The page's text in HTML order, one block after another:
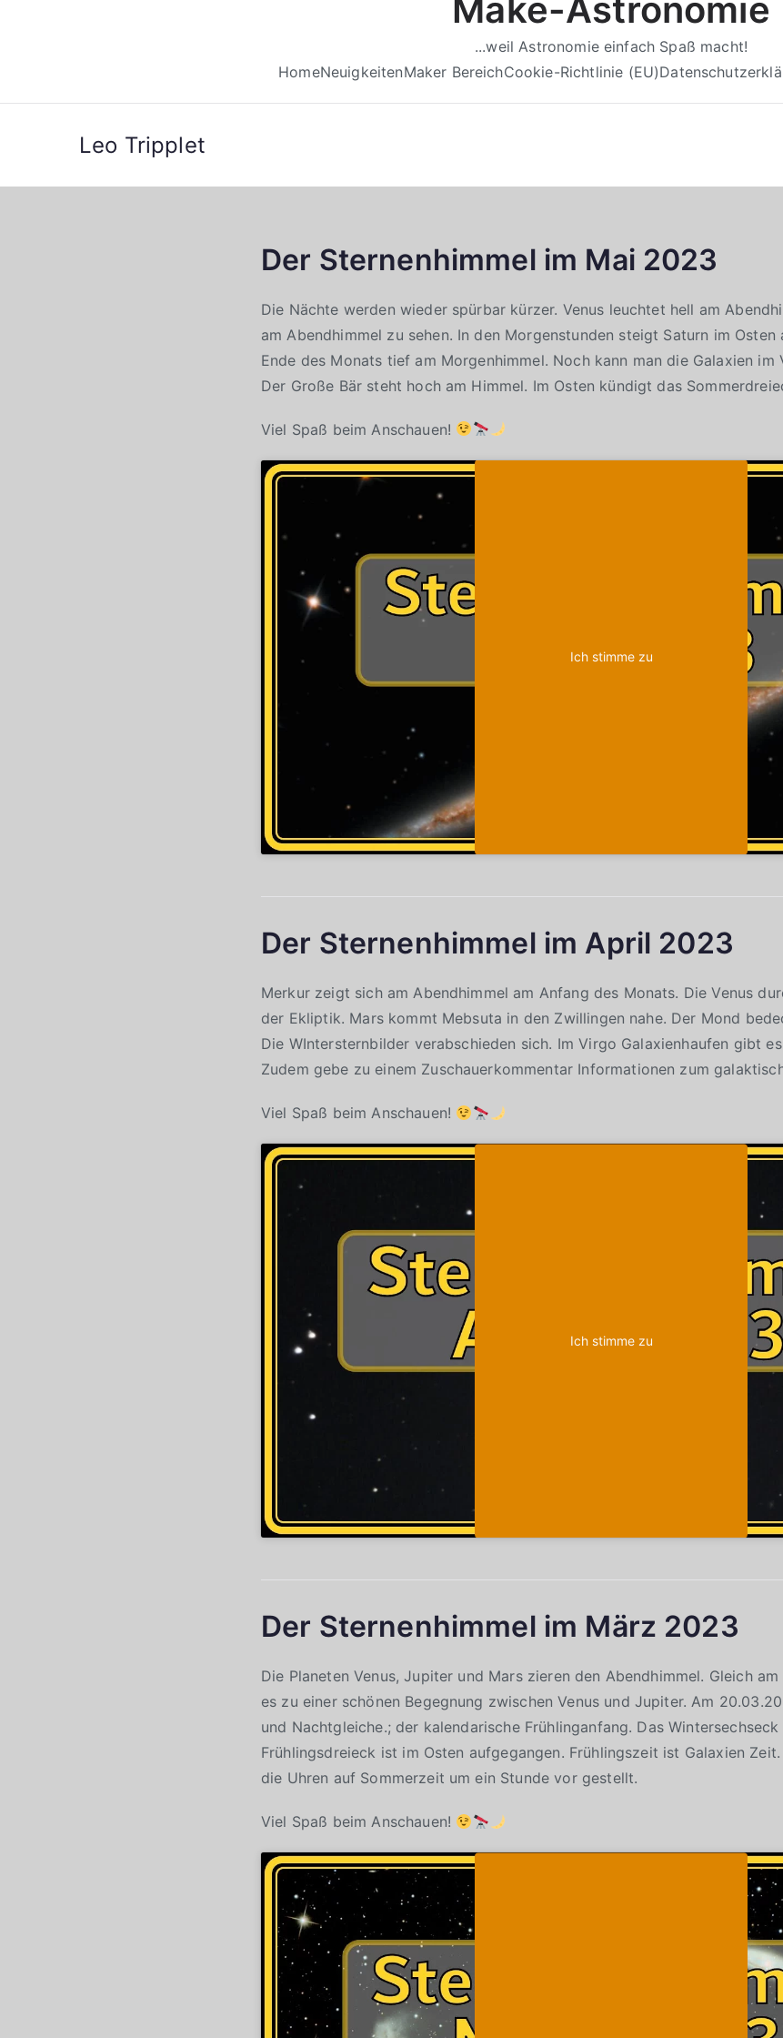
Make-Astronomie
...weil Astronomie einfach Spaß macht!
HomeNeuigkeitenMaker BereichCookie-Richtlinie (EU)
Leo Tripplet
Der Sternenhimmel im Mai 2023
Die Nächte werden wieder spürbar kürzer. Venus leuchtet hell am
am Abendhimmel zu sehen. In den Morgenstunden steigt Saturn im
Ende des Monats tief am Morgenhimmel. Noch kann man die Galaxien im
Der Große Bär steht hoch am Himmel. Im Osten kündigt das
Viel Spaß beim Anschauen!
Ich stimme zu
Der Sternenhimmel im April 2023
Merkur zeigt sich am Abendhimmel am Anfang des Monats. Die Venus
der Ekliptik. Mars kommt Mebsuta in den Zwillingen nahe. Der Mond
Die WIntersternbilder verabschieden sich. Im Virgo Galaxienhaufen gibt
Zudem gebe zu einem Zuschauerkommentar Informationen zum
Viel Spaß beim Anschauen!
Ich stimme zu
Der Sternenhimmel im März 2023
Die Planeten Venus, Jupiter und Mars zieren den Abendhimmel. Gleich
es zu einer schönen Begegnung zwischen Venus und Jupiter. Am
und Nachtgleiche.; der kalendarische Frühlinganfang. Das
Frühlingsdreieck ist im Osten aufgegangen. Frühlingszeit ist Galaxien
die Uhren auf Sommerzeit um ein Stunde vor gestellt.
Viel Spaß beim Anschauen!